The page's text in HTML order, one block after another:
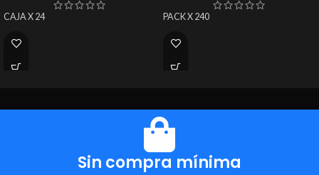
CAJA X 24 PACK X 240
Sin compra mínima